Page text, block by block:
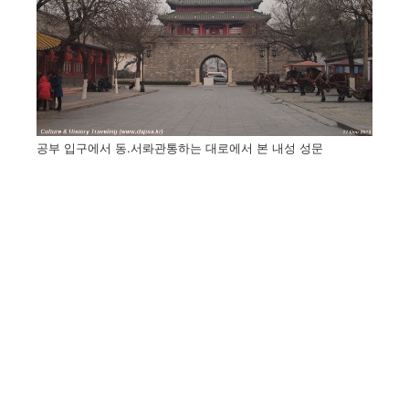
공부 입구에서 동.서롸관통하는 대로에서 본 내성 성문